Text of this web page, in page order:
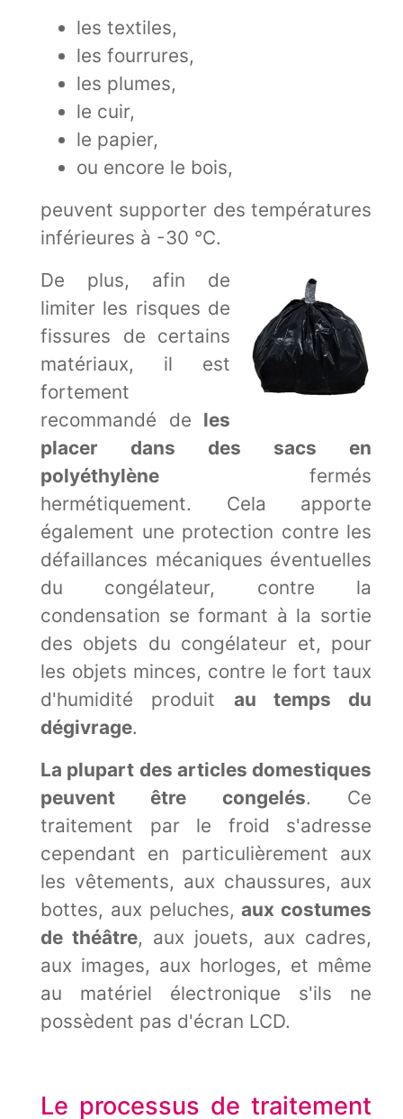
les textiles,
les fourrures,
les plumes,
le cuir,
le papier,
ou encore le bois,
peuvent supporter des températures
inférieures à -30 °C.
De plus, afin de
limiter les risques de
fissures de certains
matériaux, il est
fortement
recommandé de les
placer dans des sacs en
polyéthylène fermés
hermétiquement. Cela apporte
également une protection contre les
défaillances mécaniques éventuelles
du congélateur, contre la
condensation se formant à la sortie
des objets du congélateur et, pour
les objets minces, contre le fort taux
d'humidité produit au temps du
dégivrage.
La plupart des articles domestiques
peuvent être congelés. Ce
traitement par le froid s'adresse
cependant en particulièrement aux
les vêtements, aux chaussures, aux
bottes, aux peluches,aux costumes
de théâtre, aux jouets, aux cadres,
aux images, aux horloges, et même
au matériel électronique s'ils ne
possèdent pas d'écran LCD.
Le processus de traitement